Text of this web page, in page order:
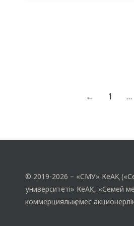
← 1 …
© 2019-2026 – «СМУ» КеАҚ
университеті» КеАҚ, «Семей
коммерциялық емес